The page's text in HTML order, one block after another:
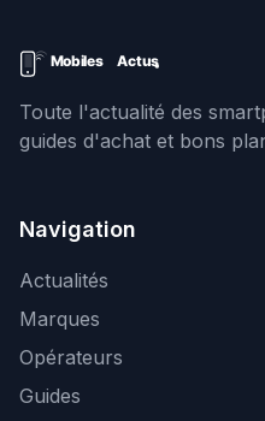
Toute l'actualité des
guides d'achat et bons
Navigation
Actualités
Marques
Opérateurs
Guides